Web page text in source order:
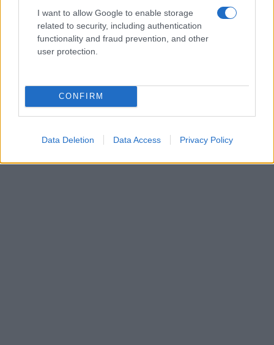
I want to allow Google to enable storage
related to security, including authentication
functionality and fraud prevention, and other
user protection.
CONFIRM
Data Deletion Data Access Privacy Policy